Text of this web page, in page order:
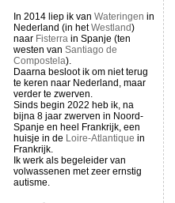
In 2014 liep ik van Wateringen in
Nederland (in hetWestland)
naar Fisterrain Spanje (ten
westen van Santiago de
Compostela).
Daarna besloot ik om niet terug
te keren naar Nederland, maar
verder te zwerven.
Sinds begin 2022 heb ik, na
bijna 8 jaar zwerven in Noord-
Spanje en heel Frankrijk, een
huisje in de Loire-Atlantique in
Frankrijk.
Ik werk als begeleider van
volwassenen met zeer ernstig
autisme.